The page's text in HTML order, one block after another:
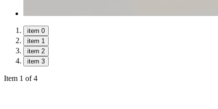
item 0
item 1
item 2
item 3
Item 1 of 4